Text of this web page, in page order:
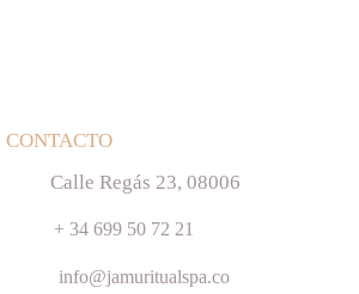
Calle Regás 23, 08006
CONTACTO
+ 34 699 50 72 21
info@jamuritualspa.co